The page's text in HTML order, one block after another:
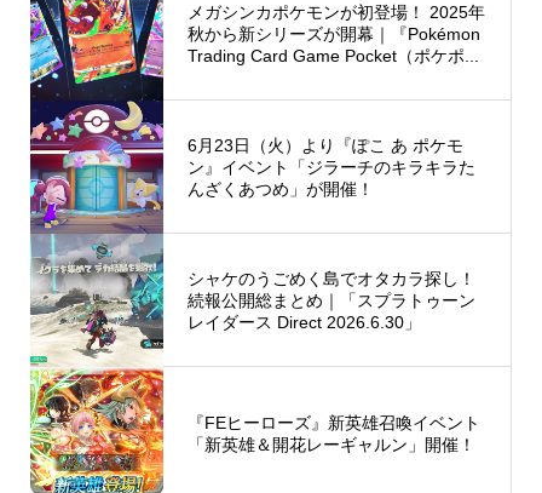
メガシンカポケモンが初登場！ 2025年
秋から新シリーズが開幕｜『Pokémon
Trading Card Game Pocket（ポケポ...
6月23日（火）より『ぽこ あ ポケモ
ン』イベント「ジラーチのキラキラた
んざくあつめ」が開催！
シャケのうごめく島でオタカラ探し！
続報公開総まとめ｜「スプラトゥーン
レイダース Direct 2026.6.30」
『FEヒーローズ』新英雄召喚イベント
「新英雄＆開花レーギャルン」開催！